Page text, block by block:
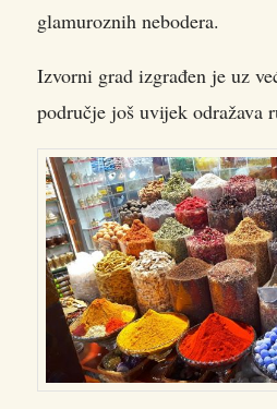
glamuroznih nebodera.
Izvorni grad izgrađen je uz
područje još uvijek odražava